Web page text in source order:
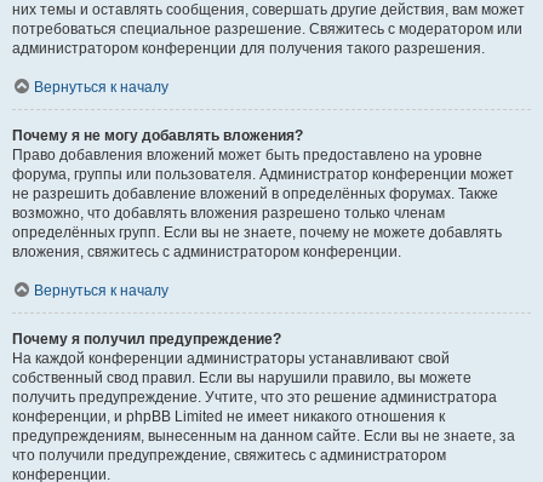
них темы и оставлять сообщения, совершать другие действия, вам может
потребоваться специальное разрешение. Свяжитесь с модератором или
администратором конференции для получения такого разрешения.
Вернуться к началу
Почему я не могу добавлять вложения?
Право добавления вложений может быть предоставлено на уровне
форума, группы или пользователя. Администратор конференции может
не разрешить добавление вложений в определённых форумах. Также
возможно, что добавлять вложения разрешено только членам
определённых групп. Если вы не знаете, почему не можете добавлять
вложения, свяжитесь с администратором конференции.
Вернуться к началу
Почему я получил предупреждение?
На каждой конференции администраторы устанавливают свой
собственный свод правил. Если вы нарушили правило, вы можете
получить предупреждение. Учтите, что это решение администратора
конференции, и phpBB Limited не имеет никакого отношения к
предупреждениям, вынесенным на данном сайте. Если вы не знаете, за
что получили предупреждение, свяжитесь с администратором
конференции.